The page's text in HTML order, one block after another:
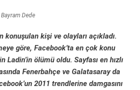
Dede
konuşulan kişi ve olayları açıkladı.
göre, Facebook’ta en çok konu
Ladin’in ölümü oldu. Sayfası en hızlı
Fenerbahçe ve Galatasaray da
2011 trendlerine damgasını